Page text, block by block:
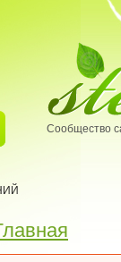
Сообщество
здесь